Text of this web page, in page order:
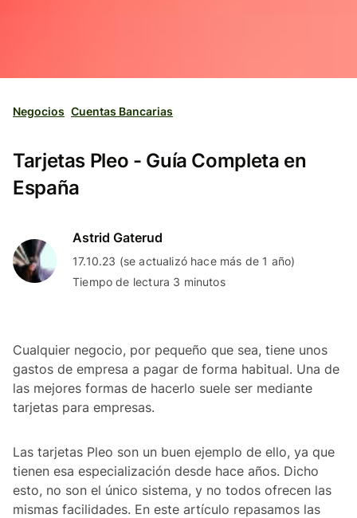
Negocios Cuentas Bancarias
Tarjetas Pleo - Guía Completa en
España
Astrid Gaterud
17.10.23 (se actualizó hace más de 1 año)
Tiempo de lectura 3 minutos
Cualquier negocio, por pequeño que sea, tiene unos
gastos de empresa a pagar de forma habitual. Una de
las mejores formas de hacerlo suele ser mediante
tarjetas para empresas.
Las tarjetas Pleo son un buen ejemplo de ello, ya que
tienen esa especialización desde hace años. Dicho
esto, no son el único sistema, y no todos ofrecen las
mismas facilidades. En este artículo repasamos las